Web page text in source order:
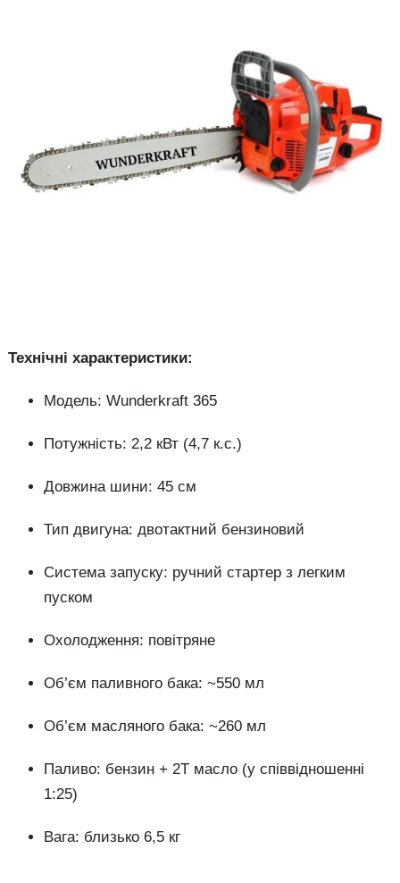
Технічні характеристики:
Модель: Wunderkraft 365
Потужність: 2,2 кВт (4,7 к.с.)
Довжина шини: 45 см
Тип двигуна: двотактний бензиновий
Система запуску: ручний стартер з легким
пуском
Охолодження: повітряне
Об’єм паливного бака: ~550 мл
Об’єм масляного бака: ~260 мл
Паливо: бензин + 2Т масло (у співвідношенні
1:25)
Вага: близько 6,5 кг